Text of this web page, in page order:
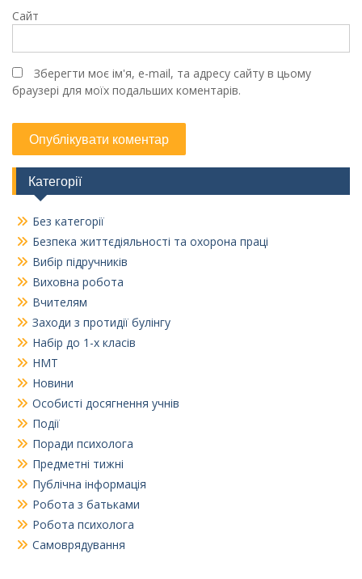
Сайт
Зберегти моє ім'я, e-mail, та адресу сайту в цьому
браузері для моїх подальших коментарів.
Категорії
Без категорії
Безпека життєдіяльності та охорона праці
Вибір підручників
Виховна робота
Вчителям
Заходи з протидії булінгу
Набір до 1-х класів
НМТ
Новини
Особисті досягнення учнів
Події
Поради психолога
Предметні тижні
Публічна інформація
Робота з батьками
Робота психолога
Самоврядування